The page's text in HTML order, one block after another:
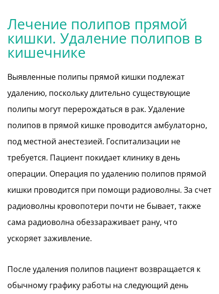
Лечение полипов прямой
кишки. Удаление полипов в
кишечнике
Выявленные полипы прямой кишки подлежат
удалению, поскольку длительно существующие
полипы могут перерождаться в рак. Удаление
полипов в прямой кишке проводится амбулаторно,
под местной анестезией. Госпитализации не
требуется. Пациент покидает клинику в день
операции. Операция по удалению полипов прямой
кишки проводится при помощи радиоволны. За счет
радиоволны кровопотери почти не бывает, также
сама радиоволна обеззараживает рану, что
ускоряет заживление.
После удаления полипов пациент возвращается к
обычному графику работы на следующий день